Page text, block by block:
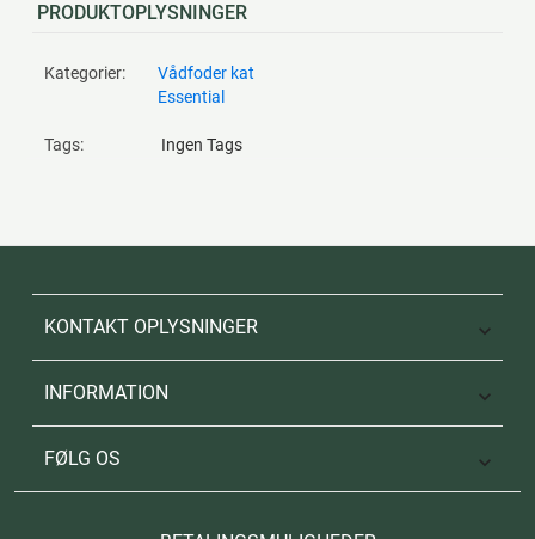
PRODUKTOPLYSNINGER
Kategorier:
Vådfoder kat
Essential
Tags: Ingen Tags
KONTAKT OPLYSNINGER 
INFORMATION 
FØLG OS 